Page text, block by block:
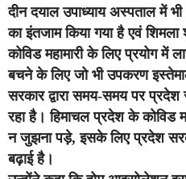
दीन दयाल उपाध्याय अस्पताल में भी
का इंतजाम किया गया है एवं
कोविड महामारी के लिए प्रयोग में
बचने के लिए जो भी उपकरण
सरकार द्वारा समय-समय पर
रहा है। हिमाचल प्रदेश के
न जुझना पड़े, इसके लिए प्रदेश
बढ़ाई है।